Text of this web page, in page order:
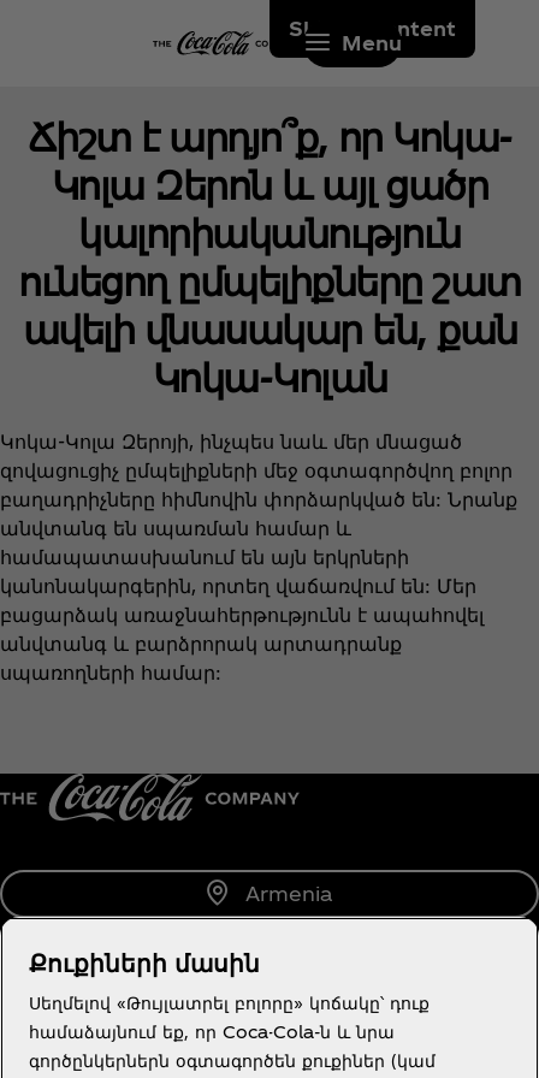
Skip to content
Menu
Ճիշտ է արդյո՞ք, որ Կոկա-
Կոլա Զերոն և այլ ցածր
կալորիականություն
ունեցող ըմպելիքները շատ
ավելի վնասակար են, քան
Կոկա-Կոլան
Կոկա-Կոլա Զերոյի, ինչպես նաև մեր մնացած
զովացուցիչ ըմպելիքների մեջ օգտագործվող բոլոր
բաղադրիչները հիմնովին փորձարկված են: Նրանք
անվտանգ են սպառման համար և
համապատասխանում են այն երկրների
կանոնակարգերին, որտեղ վաճառվում են: Մեր
բացարձակ առաջնահերթությունն է ապահովել
անվտանգ և բարձրորակ արտադրանք
սպառողների համար:
Armenia
Մեր մասին
Քուքիների մասին
Սեղմելով «Թույլատրել բոլորը» կոճակը՝ դուք
համաձայնում եք, որ Coca-Cola-ն և նրա
գործընկերներն օգտագործեն քուքիներ (կամ